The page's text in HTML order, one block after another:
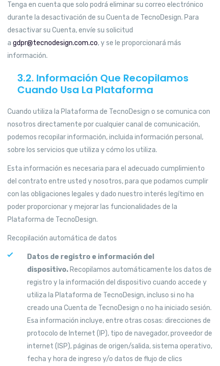
Tenga en cuenta que solo podrá eliminar su correo electrónico
durante la desactivación de su Cuenta de TecnoDesign. Para
desactivar su Cuenta, envíe su solicitud
a gdpr@tecnodesign.com.co, y se le proporcionará más
información.
3.2. Información Que Recopilamos
Cuando Usa La Plataforma
Cuando utiliza la Plataforma de TecnoDesign o se comunica con
nosotros directamente por cualquier canal de comunicación,
podemos recopilar información, incluida información personal,
sobre los servicios que utiliza y cómo los utiliza.
Esta información es necesaria para el adecuado cumplimiento
del contrato entre usted y nosotros, para que podamos cumplir
con las obligaciones legales y dado nuestro interés legítimo en
poder proporcionar y mejorar las funcionalidades de la
Plataforma de TecnoDesign.
Recopilación automática de datos
Datos de registro e información del
dispositivo. Recopilamos automáticamente los datos de
registro y la información del dispositivo cuando accede y
utiliza la Plataforma de TecnoDesign, incluso si no ha
creado una Cuenta de TecnoDesign o no ha iniciado sesión.
Esa información incluye, entre otras cosas: direcciones de
protocolo de Internet (IP), tipo de navegador, proveedor de
internet (ISP), páginas de origen/salida, sistema operativo,
fecha y hora de ingreso y/o datos de flujo de clics